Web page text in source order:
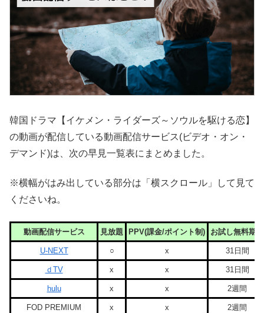
韓国ドラマ【イケメン・ライダーズ～ソウルを駆ける恋】
の動画が配信している動画配信サービス(ビデオ・オン・
デマンド)は、次の早見一覧表にまとめました。
※横幅がはみ出している部分は「横スクロール」して見て
くださいね。
動画配信サービス 見放題 PPV(課金/ポイント制) お試し無料期間
U-NEXT ○ x 31日間
ｄTV x x 31日間
hulu x x 2週間
FOD PREMIUM x x 2週間